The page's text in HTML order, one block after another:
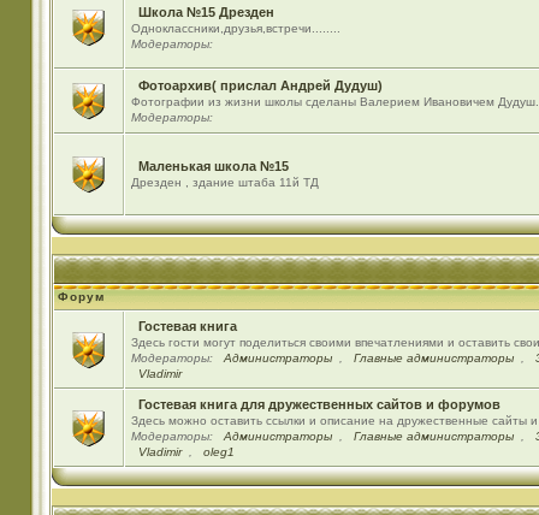
Школа №15 Дрезден
Одноклассники,друзья,встречи........
Модераторы:
Фотоархив( прислал Андрей Дудуш)
Фотографии из жизни школы сделаны Валерием Ивановичем Дудуш.
Модераторы:
Маленькая школа №15
Дрезден , здание штаба 11й ТД
Форум
Гостевая книга
Здесь гости могут поделиться своими впечатлениями и оставить
Модераторы:
Администраторы Главные администраторы
Vladimir
Гостевая книга для дружественных сайтов и форумов
Здесь можно оставить ссылки и описание на дружественные сайты
Модераторы:
Администраторы Главные администраторы
Vladimir
oleg1